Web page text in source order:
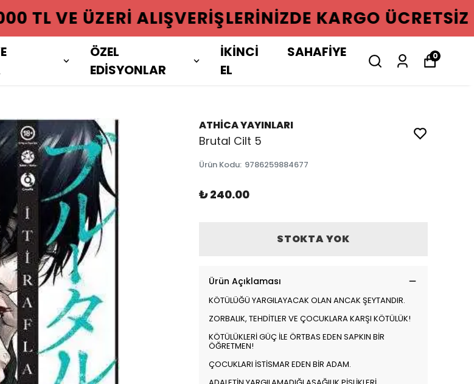
KARGO ÜCRETSIZ
ÖZEL
EDİSYONLAR
İKİNCİ
EL
SAHAFİYE 0
ATHİCA YAYINLARI
Brutal Cilt 5
Ürün Kodu: 9786259884677
₺ 240.00
STOKTA YOK
Ürün Açıklaması
KÖTÜLÜĞÜ YARGILAYACAK OLAN ANCAK ŞEYTANDIR.
ZORBALIK, TEHDİTLER VE ÇOCUKLARA KARŞI KÖTÜLÜK!
KÖTÜLÜKLERİ GÜÇ İLE ÖRTBAS EDEN SAPKIN BİR
ÖĞRETMEN!
ÇOCUKLARI İSTİSMAR EDEN BİR ADAM.